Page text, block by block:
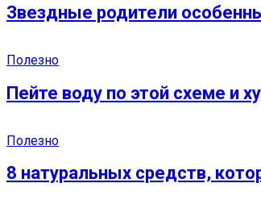
Звездные родители
Полезно
Пейте воду по этой схеме и
Полезно
8 натуральных средств,